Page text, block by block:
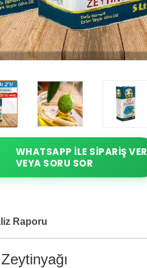
WHATSAPP ILE SIPARIŞ VER
VEYA SORU SOR
Raporu